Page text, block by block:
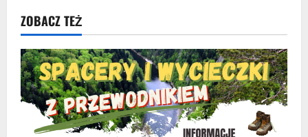
1
Dunajcem 2024
Opublikowano w 2 lata temu
Aktualności
Darmowe wycieczki i spacery z
przewodnikiem | WAKACJE 2023
ZOBACZ TEŻ